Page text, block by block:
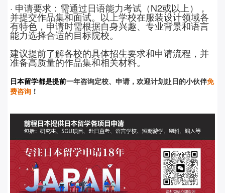
· 申请要求：需通过日语能力考试（N2或以上），
并提交作品集和面试。以上学校在服装设计领域各
有特色，申请时需根据自身兴趣、专业背景和语言
能力选择合适的目标院校。
建议提前了解各校的具体招生要求和申请流程，并
准备高质量的作品集和相关材料。
日本留学都是提前一年咨询定校、申请，欢迎计划赴日的小伙伴免
费咨询 ！